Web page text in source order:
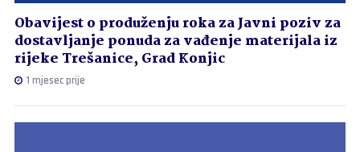
Obavijest o produženju roka za Javni poziv za
dostavljanje ponuda za vađenje materijala iz
rijeke Trešanice, Grad Konjic
1 mjesec prije